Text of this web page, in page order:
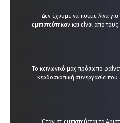
Δεν έχουμε να πούμε λίγα
εμπιστεύτηκαν και είναι από
Το κοινωνικό μας πρόσωπο
κερδοσκοπική συνεργασία που